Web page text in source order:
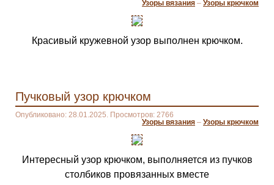
Узоры вязания – Узоры крючком
Красивый кружевной узор выполнен крючком.
Пучковый узор крючком
Опубликовано: 28.01.2025. Просмотров: 2766
Узоры вязания – Узоры крючком
Интересный узор крючком, выполняется из пучков
столбиков провязанных вместе